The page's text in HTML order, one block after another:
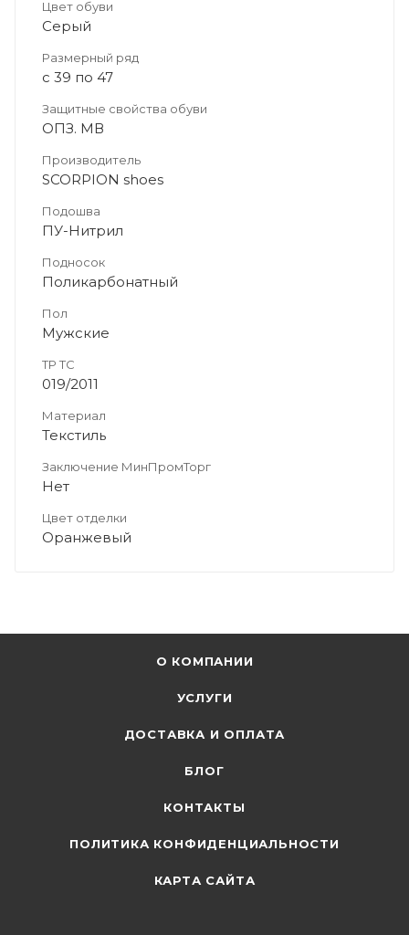
Цвет обуви
Серый
Размерный ряд
с 39 по 47
Защитные свойства обуви
ОПЗ. МВ
Производитель
SCORPION shoes
Подошва
ПУ-Нитрил
Подносок
Поликарбонатный
Пол
Мужские
ТР ТС
019/2011
Материал
Текстиль
Заключение МинПромТорг
Нет
Цвет отделки
Оранжевый
О КОМПАНИИ
УСЛУГИ
ДОСТАВКА И ОПЛАТА
БЛОГ
КОНТАКТЫ
ПОЛИТИКА КОНФИДЕНЦИАЛЬНОСТИ
КАРТА САЙТА